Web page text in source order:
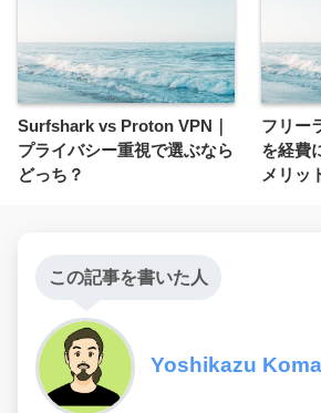
Surfshark vs Proton VPN｜
プライバシー重視で選ぶなら
どっち？
フリー
を経費
メリッ
この記事を書いた人
Yoshikazu